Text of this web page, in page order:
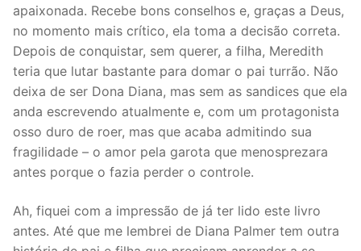
apaixonada. Recebe bons conselhos e, graças a Deus,
no momento mais crítico, ela toma a decisão correta.
Depois de conquistar, sem querer, a filha, Meredith
teria que lutar bastante para domar o pai turrão. Não
deixa de ser Dona Diana, mas sem as sandices que ela
anda escrevendo atualmente e, com um protagonista
osso duro de roer, mas que acaba admitindo sua
fragilidade – o amor pela garota que menosprezara
antes porque o fazia perder o controle.
Ah, fiquei com a impressão de já ter lido este livro
antes. Até que me lembrei de Diana Palmer tem outra